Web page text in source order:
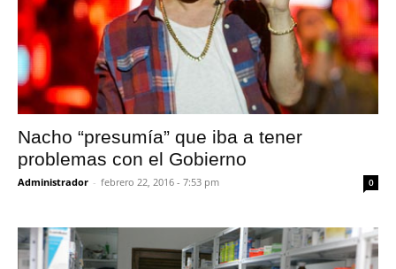
Nacho “presumía” que iba a tener
problemas con el Gobierno
Administrador - febrero 22, 2016 - 7:53 pm 0